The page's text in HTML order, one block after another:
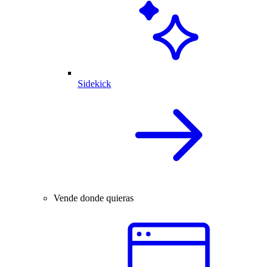
Sidekick
Vende donde quieras